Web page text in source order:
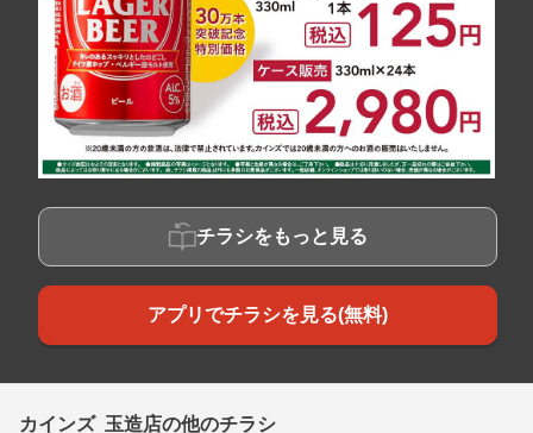
チラシをもっと見る
アプリでチラシを見る(無料)
カインズ 玉造店の他のチラシ